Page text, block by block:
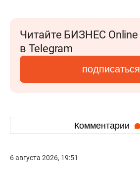
Читайте БИЗНЕС Online
в Telegram
подписаться
Комментарии
6 августа 2026, 19:51